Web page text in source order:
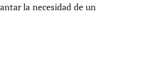
la necesidad de un